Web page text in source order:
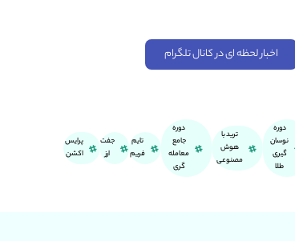
اخبار لحظه ای در کانال تلگرام
دوره
نوسان
گیری
طلا
ترید با
هوش
مصنوعی
دوره
جامع
معامله
گری
تایم
فریم
جفت
ارز
پرایس
اکشن